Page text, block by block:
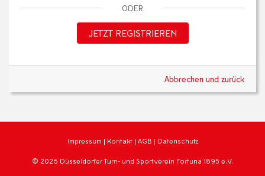
ODER
JETZT REGISTRIEREN
Abbrechen und zurück
Impressum | Kontakt | AGB | Datenschutz
© 2026 Düsseldorfer Turn- und Sportverein Fortuna 1895 e.V.